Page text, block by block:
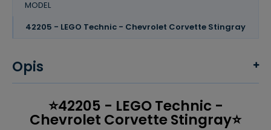
Opis
⭐42205 - LEGO Technic -
Chevrolet Corvette Stingray⭐
MODEL
42205 - LEGO Technic - Chevrolet Corvette Stingray